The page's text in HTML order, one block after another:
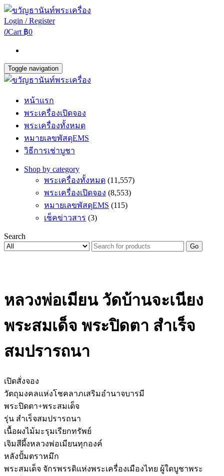
Login / Register
0Cart ฿0
Toggle navigation
หน้าแรก
พระเครื่องเปิดจอง
พระเครื่องทั้งหมด
หมายเลขพัสดุEMS
วิธีการเช่าบูชา
Shop by category
พระเครื่องทั้งหมด (11,557)
พระเครื่องเปิดจอง (8,553)
หมายเลขพัสดุEMS (115)
เช็คข่าวสาร (3)
Search
Go
หลวงพ่อเมียน วัดบ้านจะเนียง
พระสมเด็จ พระปิดตา สำเร็จ
สมปรารถนา
เปิดสั่งจอง
วัตถุมงคลแห่งโชคลาภเสริมอำนาจบารมี
พระปิดตา+พระสมเด็จ
รุ่น สำเร็จสมปรารถนา
เนื้อผงไม้มะรุมเรียกทรัพย์
เจิมสีผึ้งหลวงพ่อเมียนทุกองค์
หลังปั้มตราหมึก
พระสมเด็จ จักรพรรดิแห่งพระเครื่องเมืองไทย ผู้ใดบูชาพระ